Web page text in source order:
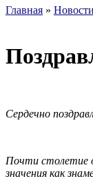
Главная » Новости
Сердечно
Почти столетие
значения как